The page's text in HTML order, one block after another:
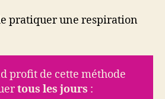
pratiquer une respiration
profit de cette méthode
tous les jours :